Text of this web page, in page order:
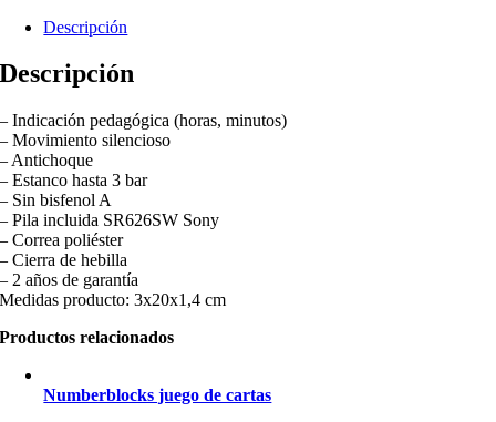
Descripción
Descripción
– Indicación pedagógica (horas, minutos)
– Movimiento silencioso
– Antichoque
– Estanco hasta 3 bar
– Sin bisfenol A
– Pila incluida SR626SW Sony
– Correa poliéster
– Cierra de hebilla
– 2 años de garantía
Medidas producto: 3x20x1,4 cm
Productos relacionados
Numberblocks juego de cartas